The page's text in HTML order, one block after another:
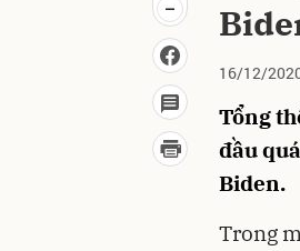
16/12/
Tổng
đầu
Biden.
Trong